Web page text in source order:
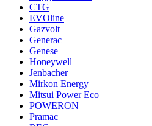
CTG
EVOline
Gazvolt
Generac
Genese
Honeywell
Jenbacher
Mirkon Energy
Mitsui Power Eco
POWERON
Pramac